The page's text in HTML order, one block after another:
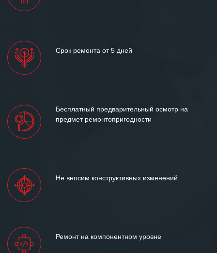
Срок ремонта от 5 дней
Бесплатный предварительный осмотр на
предмет ремонтопригодности
Не вносим конструктивных изменений
Ремонт на компонентном уровне